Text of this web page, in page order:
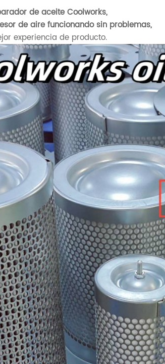
de aceite Coolworks,
de aire funcionando sin problemas,
experiencia de producto.